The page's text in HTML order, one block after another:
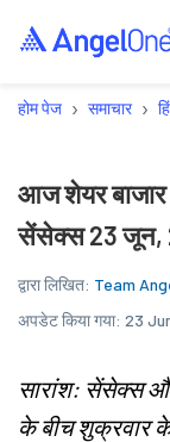
होम पेज › समाचार ›
आज शेयर बाजार
सेंसेक्स 23 जून,
द्वारा लिखित: Team
अपडेट किया गया: 23
सारांश: सेंसेक्स
के बीच शुक्रवार